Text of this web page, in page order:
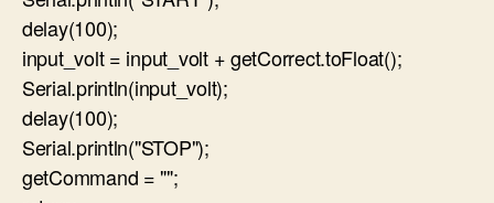
delay(100);
input_volt = input_volt + getCorrect.toFloat();
Serial.println(input_volt);
delay(100);
Serial.println("STOP");
getCommand = "";